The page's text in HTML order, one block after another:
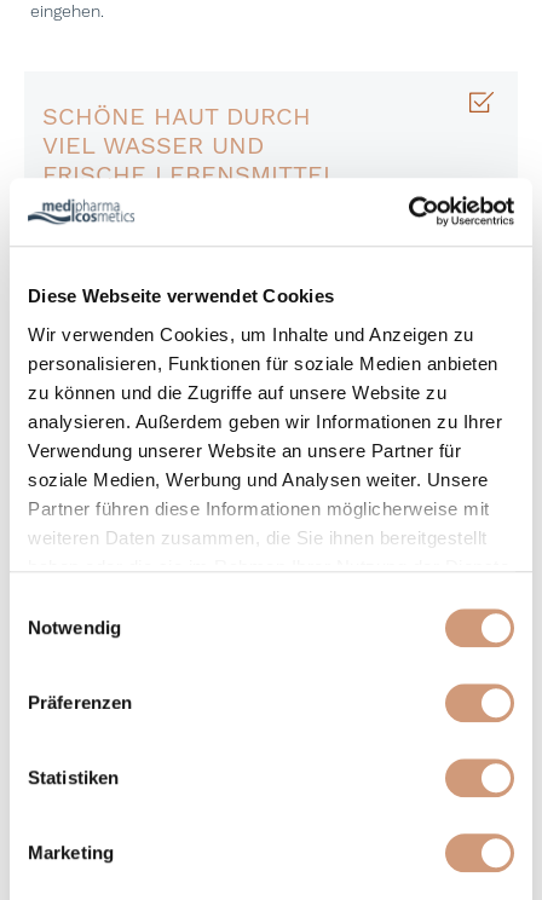
Diese Webseite verwendet Cookies
Wir verwenden Cookies, um Inhalte und Anzeigen zu
personalisieren, Funktionen für soziale Medien anbieten
zu können und die Zugriffe auf unsere Website zu
analysieren. Außerdem geben wir Informationen zu Ihrer
Verwendung unserer Website an unsere Partner für
soziale Medien, Werbung und Analysen weiter. Unsere
Partner führen diese Informationen möglicherweise mit
weiteren Daten zusammen, die Sie ihnen bereitgestellt
Cookies, wenn Sie unsere Webseite weiterhin nutzen.
Notwendig
Präferenzen
Statistiken
Marketing
eingehen.
SCHÖNE HAUT DURCH
VIEL WASSER UND
FRISCHE LEBENSMITTEL
Wasser, Wasser, Wasser! Ist unser Körper dehydriert,
spiegelt das auch unsere Haut wider. Daher sollten Sie
wird die Haut optisch aufgepolstert und sieht frisch aus.
beeinflussen. Achten Sie daher darauf, regelmäßig
frisches, unverarbeitetes Obst und Gemüse zu essen.
Vitamine und Antioxidantien sind dabei besonders
wichtig, denn Sie helfen den Zellen dabei, sich „fit“ zu
halten und zu regenerieren. In stark verarbeiteten
Lebensmitteln gehen diese jedoch oft verloren – je
frischer, desto besser für unser Hautbild.